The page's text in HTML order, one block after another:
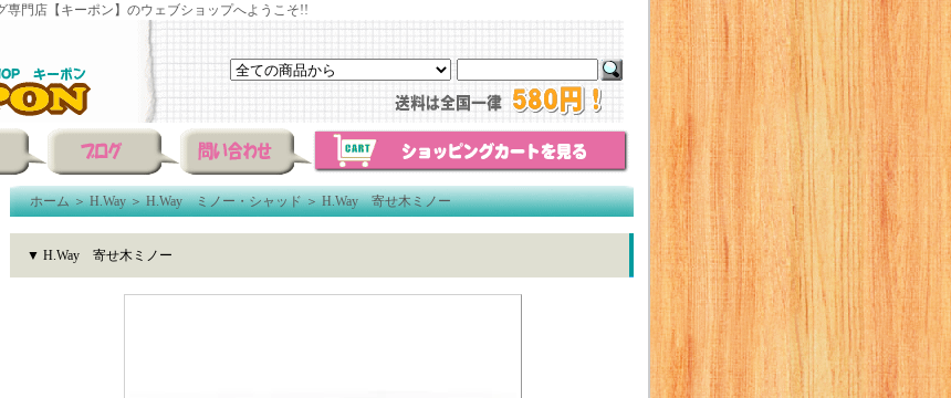
専門店【キーポン】のウェブショップへようこそ!!
ホーム＞H.Way＞H.Way ミノー・シャッド＞H.Way 寄せ木ミノー
▼ H.Way 寄せ木ミノー